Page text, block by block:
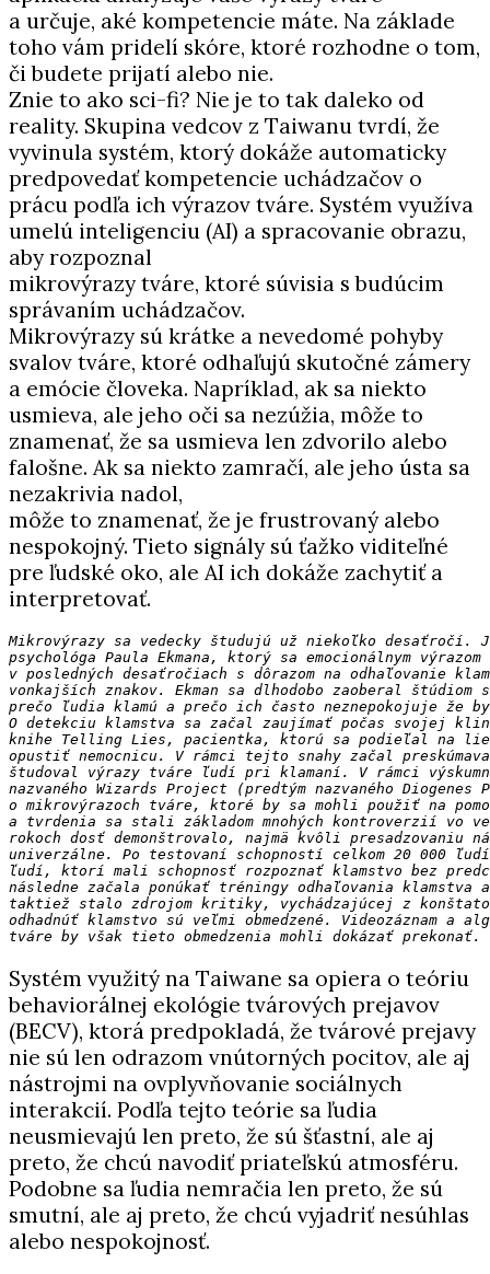
a určuje, aké kompetencie máte. Na základe
toho vám pridelí skóre, ktoré rozhodne o tom,
či budete prijatí alebo nie.
Znie to ako sci-fi? Nie je to tak daleko od
reality. Skupina vedcov z Taiwanu tvrdí, že
vyvinula systém, ktorý dokáže automaticky
predpovedať kompetencie uchádzačov o
prácu podľa ich výrazov tváre. Systém využíva
umelú inteligenciu (AI) a spracovanie obrazu,
aby rozpoznal
mikrovýrazy tváre, ktoré súvisia s budúcim
správaním uchádzačov.
Mikrovýrazy sú krátke a nevedomé pohyby
svalov tváre, ktoré odhaľujú skutočné zámery
a emócie človeka. Napríklad, ak sa niekto
usmieva, ale jeho oči sa nezúžia, môže to
znamenať, že sa usmieva len zdvorilo alebo
falošne. Ak sa niekto zamračí, ale jeho ústa sa
nezakrivia nadol,
môže to znamenať, že je frustrovaný alebo
nespokojný. Tieto signály sú ťažko viditeľné
pre ľudské oko, ale AI ich dokáže zachytiť a
interpretovať.
Mikrovýrazy sa vedecky študujú už niekoľko desaťročí.
psychológa Paula Ekmana, ktorý sa emocionálnym
v posledných desaťročiach s dôrazom na odhaľovanie
vonkajších znakov. Ekman sa dlhodobo zaoberal
prečo ľudia klamú a prečo ich často neznepokojuje že
O detekciu klamstva sa začal zaujímať počas svojej
knihe Telling Lies, pacientka, ktorú sa podieľal na
opustiť nemocnicu. V rámci tejto snahy začal
študoval výrazy tváre ľudí pri klamaní. V rámci
nazvaného Wizards Project (predtým nazvaného
o mikrovýrazoch tváre, ktoré by sa mohli použiť na
a tvrdenia sa stali základom mnohých kontroverzií vo
rokoch dosť demonštrovalo, najmä kvôli presadzovaniu
univerzálne. Po testovaní schopností celkom 20 000
ľudí, ktorí mali schopnosť rozpoznať klamstvo bez
následne začala ponúkať tréningy odhaľovania
taktiež stalo zdrojom kritiky, vychádzajúcej z
odhadnúť klamstvo sú veľmi obmedzené. Videozáznam a
tváre by však tieto obmedzenia mohli dokázať prekonať.
Systém využitý na Taiwane sa opiera o teóriu
behaviorálnej ekológie tvárových prejavov
(BECV), ktorá predpokladá, že tvárové prejavy
nie sú len odrazom vnútorných pocitov, ale aj
nástrojmi na ovplyvňovanie sociálnych
interakcií. Podľa tejto teórie sa ľudia
neusmievajú len preto, že sú šťastní, ale aj
preto, že chcú navodiť priateľskú atmosféru.
Podobne sa ľudia nemračia len preto, že sú
smutní, ale aj preto, že chcú vyjadriť nesúhlas
alebo nespokojnosť.